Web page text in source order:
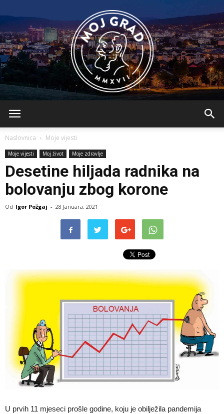
Naslovnica Moje vijesti
Moje vijesti Moj život Moje zdravlje
Desetine hiljada radnika na
bolovanju zbog korone
Od Igor Požgaj - 28 Januara, 2021
U prvih 11 mjeseci prošle godine, koju je obilježila pandemija